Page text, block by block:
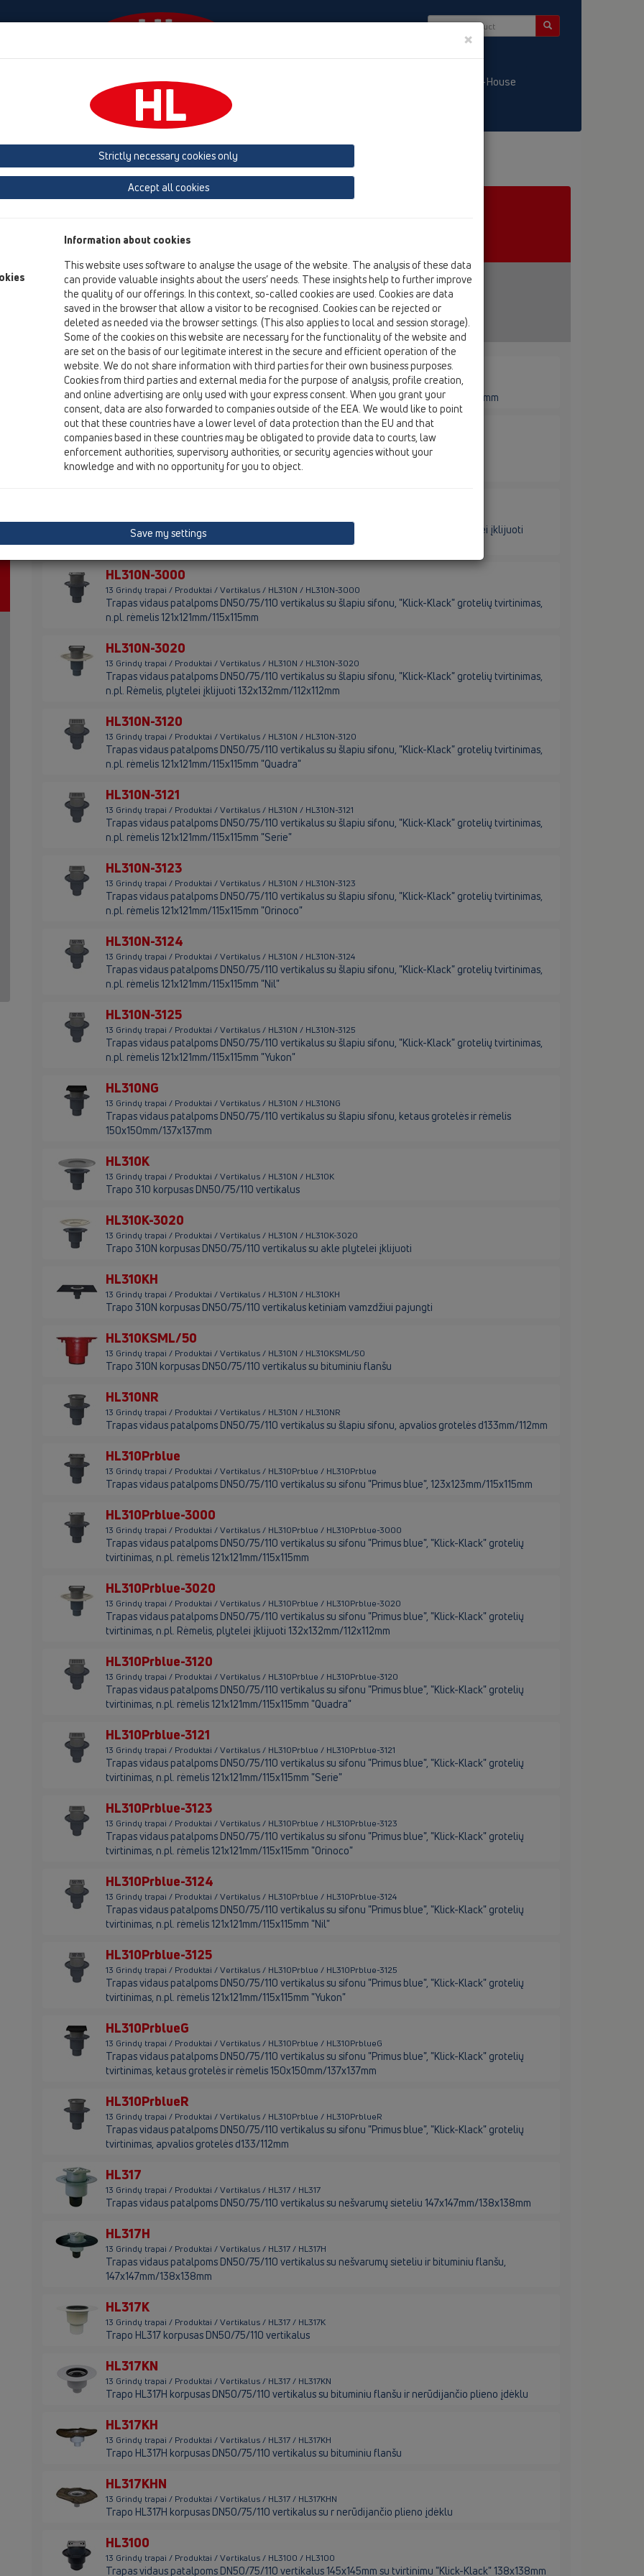
KATALOOG / ET HL-House
Product overview
Vertikalus
Horizontalus
Šarnyrinis
HL310N
13 Grindų trapai / Produktai / Vertikalus / HL310N / HL310N
Trapas vidaus patalpoms DN50/75/110 vertikalus su šlapiu sifonu 123x123mm/115x115mm
HL310N.2
13 Grindų trapai / Produktai / Vertikalus / HL310N / HL310N.2
Trapas balkonams ir terasoms DN50/75/110 vertikalus su neužšąlančiu sifonu
123x123mm/115x115mm
Trapas balkonams ir terasoms DN50/75/110 vertikalus su neužšąlančiu sifonu, plytelei įklijuoti
132x132mm/112x112mm
HL310N-3000
13 Grindų trapai / Produktai / Vertikalus / HL310N / HL310N-3000
Trapas vidaus patalpoms DN50/75/110 vertikalus su šlapiu sifonu, "Klick-Klack" grotelių tvirtinimas,
n.pl. rėmelis 121x121mm/115x115mm
HL310N-3020
13 Grindų trapai / Produktai / Vertikalus / HL310N / HL310N-3020
Trapas vidaus patalpoms DN50/75/110 vertikalus su šlapiu sifonu, "Klick-Klack" grotelių tvirtinimas,
n.pl. Rėmelis, plytelei įklijuoti 132x132mm/112x112mm
HL310N-3120
13 Grindų trapai / Produktai / Vertikalus / HL310N / HL310N-3120
Trapas vidaus patalpoms DN50/75/110 vertikalus su šlapiu sifonu, "Klick-Klack" grotelių tvirtinimas,
n.pl. rėmelis 121x121mm/115x115mm "Quadra"
HL310N-3121
13 Grindų trapai / Produktai / Vertikalus / HL310N / HL310N-3121
Trapas vidaus patalpoms DN50/75/110 vertikalus su šlapiu sifonu, "Klick-Klack" grotelių tvirtinimas,
n.pl. rėmelis 121x121mm/115x115mm "Serie"
HL310N-3123
13 Grindų trapai / Produktai / Vertikalus / HL310N / HL310N-3123
Trapas vidaus patalpoms DN50/75/110 vertikalus su šlapiu sifonu, "Klick-Klack" grotelių tvirtinimas,
n.pl. rėmelis 121x121mm/115x115mm "Orinoco"
HL310N-3124
13 Grindų trapai / Produktai / Vertikalus / HL310N / HL310N-3124
Trapas vidaus patalpoms DN50/75/110 vertikalus su šlapiu sifonu, "Klick-Klack" grotelių tvirtinimas,
n.pl. rėmelis 121x121mm/115x115mm "Nil"
HL310N-3125
13 Grindų trapai / Produktai / Vertikalus / HL310N / HL310N-3125
Trapas vidaus patalpoms DN50/75/110 vertikalus su šlapiu sifonu, "Klick-Klack" grotelių tvirtinimas,
n.pl. rėmelis 121x121mm/115x115mm "Yukon"
HL310NG
13 Grindų trapai / Produktai / Vertikalus / HL310N / HL310NG
Trapas vidaus patalpoms DN50/75/110 vertikalus su šlapiu sifonu, ketaus grotelės ir rėmelis
150x150mm/137x137mm
HL310K
13 Grindų trapai / Produktai / Vertikalus / HL310N / HL310K
Trapo 310 korpusas DN50/75/110 vertikalus
HL310K-3020
13 Grindų trapai / Produktai / Vertikalus / HL310N / HL310K-3020
Trapo 310N korpusas DN50/75/110 vertikalus su akle plytelei įklijuoti
HL310KH
13 Grindų trapai / Produktai / Vertikalus / HL310N / HL310KH
Trapo 310N korpusas DN50/75/110 vertikalus ketiniam vamzdžiui pajungti
HL310KSML/50
13 Grindų trapai / Produktai / Vertikalus / HL310N / HL310KSML/50
Trapo 310N korpusas DN50/75/110 vertikalus su bituminiu flanšu
HL310NR
13 Grindų trapai / Produktai / Vertikalus / HL310N / HL310NR
Trapas vidaus patalpoms DN50/75/110 vertikalus su šlapiu sifonu, apvalios grotelės d133mm/112mm
HL310Prblue
13 Grindų trapai / Produktai / Vertikalus / HL310Prblue / HL310Prblue
Trapas vidaus patalpoms DN50/75/110 vertikalus su sifonu "Primus blue", 123x123mm/115x115mm
HL310Prblue-3000
13 Grindų trapai / Produktai / Vertikalus / HL310Prblue / HL310Prblue-3000
Trapas vidaus patalpoms DN50/75/110 vertikalus su sifonu "Primus blue", "Klick-Klack" grotelių
tvirtinimas, n.pl. rėmelis 121x121mm/115x115mm
HL310Prblue-3020
13 Grindų trapai / Produktai / Vertikalus / HL310Prblue / HL310Prblue-3020
Trapas vidaus patalpoms DN50/75/110 vertikalus su sifonu "Primus blue", "Klick-Klack" grotelių
tvirtinimas, n.pl. Rėmelis, plytelei įklijuoti 132x132mm/112x112mm
HL310Prblue-3120
13 Grindų trapai / Produktai / Vertikalus / HL310Prblue / HL310Prblue-3120
Trapas vidaus patalpoms DN50/75/110 vertikalus su sifonu "Primus blue", "Klick-Klack" grotelių
tvirtinimas, n.pl. rėmelis 121x121mm/115x115mm "Quadra"
HL310Prblue-3121
13 Grindų trapai / Produktai / Vertikalus / HL310Prblue / HL310Prblue-3121
Trapas vidaus patalpoms DN50/75/110 vertikalus su sifonu "Primus blue", "Klick-Klack" grotelių
tvirtinimas, n.pl. rėmelis 121x121mm/115x115mm "Serie"
HL310Prblue-3123
13 Grindų trapai / Produktai / Vertikalus / HL310Prblue / HL310Prblue-3123
Trapas vidaus patalpoms DN50/75/110 vertikalus su sifonu "Primus blue", "Klick-Klack" grotelių
tvirtinimas, n.pl. rėmelis 121x121mm/115x115mm "Orinoco"
HL310Prblue-3124
13 Grindų trapai / Produktai / Vertikalus / HL310Prblue / HL310Prblue-3124
Trapas vidaus patalpoms DN50/75/110 vertikalus su sifonu "Primus blue", "Klick-Klack" grotelių
tvirtinimas, n.pl. rėmelis 121x121mm/115x115mm "Nil"
HL310Prblue-3125
13 Grindų trapai / Produktai / Vertikalus / HL310Prblue / HL310Prblue-3125
Trapas vidaus patalpoms DN50/75/110 vertikalus su sifonu "Primus blue", "Klick-Klack" grotelių
tvirtinimas, n.pl. rėmelis 121x121mm/115x115mm "Yukon"
HL310PrblueG
13 Grindų trapai / Produktai / Vertikalus / HL310Prblue / HL310PrblueG
Trapas vidaus patalpoms DN50/75/110 vertikalus su sifonu "Primus blue", "Klick-Klack" grotelių
tvirtinimas, ketaus grotelės ir rėmelis 150x150mm/137x137mm
HL310PrblueR
13 Grindų trapai / Produktai / Vertikalus / HL310Prblue / HL310PrblueR
Trapas vidaus patalpoms DN50/75/110 vertikalus su sifonu "Primus blue", "Klick-Klack" grotelių
tvirtinimas, apvalios grotelės d133/112mm
HL317
13 Grindų trapai / Produktai / Vertikalus / HL317 / HL317
Trapas vidaus patalpoms DN50/75/110 vertikalus su nešvarumų sieteliu 147x147mm/138x138mm
HL317H
13 Grindų trapai / Produktai / Vertikalus / HL317 / HL317H
Trapas vidaus patalpoms DN50/75/110 vertikalus su nešvarumų sieteliu ir bituminiu flanšu,
147x147mm/138x138mm
HL317K
13 Grindų trapai / Produktai / Vertikalus / HL317 / HL317K
Trapo HL317 korpusas DN50/75/110 vertikalus
HL317KN
13 Grindų trapai / Produktai / Vertikalus / HL317 / HL317KN
Trapo HL317H korpusas DN50/75/110 vertikalus su bituminiu flanšu ir nerūdijančio plieno įdėklu
HL317KH
13 Grindų trapai / Produktai / Vertikalus / HL317 / HL317KH
Trapo HL317H korpusas DN50/75/110 vertikalus su bituminiu flanšu
HL317KHN
13 Grindų trapai / Produktai / Vertikalus / HL317 / HL317KHN
Trapo HL317H korpusas DN50/75/110 vertikalus su r nerūdijančio plieno įdėklu
HL3100
13 Grindų trapai / Produktai / Vertikalus / HL3100 / HL3100
Trapas vidaus patalpoms DN50/75/110 vertikalus 145x145mm su tvirtinimu "Klick-Klack" 138x138mm
×
Strictly necessary cookies only
Accept all cookies
Information about cookies
This website uses software to analyse the usage of the website. The analysis of these data
can provide valuable insights about the users’ needs. These insights help to further improve
the quality of our offerings. In this context, so-called cookies are used. Cookies are data
saved in the browser that allow a visitor to be recognised. Cookies can be rejected or
deleted as needed via the browser settings. (This also applies to local and session storage).
Some of the cookies on this website are necessary for the functionality of the website and
are set on the basis of our legitimate interest in the secure and efficient operation of the
website. We do not share information with third parties for their own business purposes.
Cookies from third parties and external media for the purpose of analysis, profile creation,
and online advertising are only used with your express consent. When you grant your
consent, data are also forwarded to companies outside of the EEA. We would like to point
out that these countries have a lower level of data protection than the EU and that
companies based in these countries may be obligated to provide data to courts, law
enforcement authorities, supervisory authorities, or security agencies without your
knowledge and with no opportunity for you to object.
Save my settings